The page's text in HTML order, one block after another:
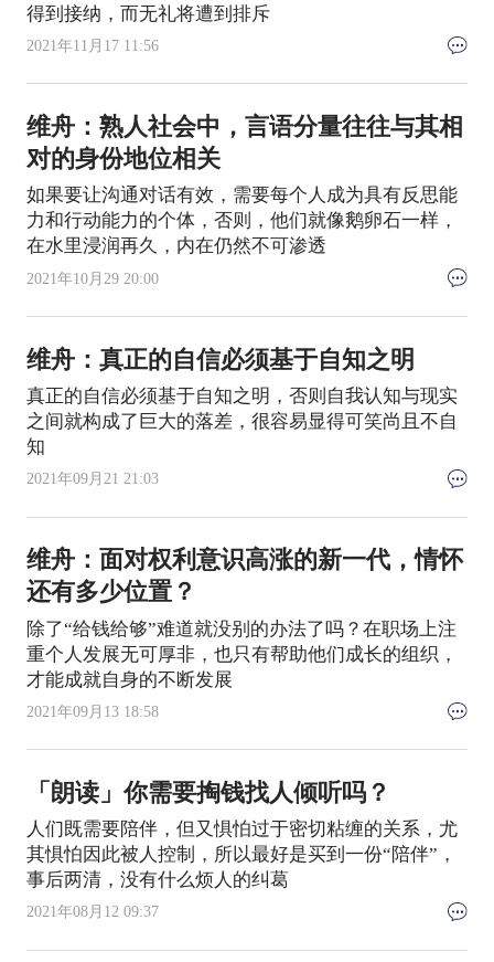
得到接纳，而无礼将遭到排斥
2021年11月17 11:56
维舟：熟人社会中，言语分量往往与其相
对的身份地位相关
如果要让沟通对话有效，需要每个人成为具有反思能
力和行动能力的个体，否则，他们就像鹅卵石一样，
在水里浸润再久，内在仍然不可渗透
2021年10月29 20:00
维舟：真正的自信必须基于自知之明
真正的自信必须基于自知之明，否则自我认知与现实
之间就构成了巨大的落差，很容易显得可笑尚且不自
知
2021年09月21 21:03
维舟：面对权利意识高涨的新一代，情怀
还有多少位置？
除了“给钱给够”难道就没别的办法了吗？在职场上注
重个人发展无可厚非，也只有帮助他们成长的组织，
才能成就自身的不断发展
2021年09月13 18:58
「朗读」你需要掏钱找人倾听吗？
人们既需要陪伴，但又惧怕过于密切粘缠的关系，尤
其惧怕因此被人控制，所以最好是买到一份“陪伴”，
事后两清，没有什么烦人的纠葛
2021年08月12 09:37